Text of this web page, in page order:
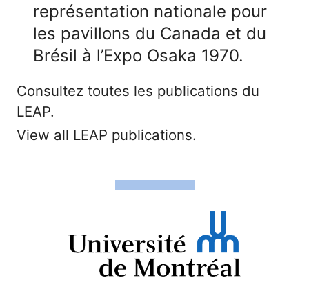
représentation nationale pour
les pavillons du Canada et du
Brésil à l’Expo Osaka 1970.
Consultez toutes les publications du
LEAP.
View all LEAP publications.